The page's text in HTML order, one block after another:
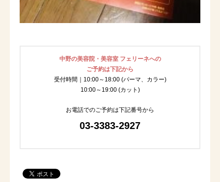
中野の美容院・美容室 フェリーネへの
ご予約は下記から
受付時間｜10:00～18:00 (パーマ、カラー)
10:00～19:00 (カット)
お電話でのご予約は下記番号から
03-3383-2927